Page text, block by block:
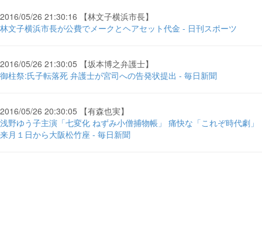
2016/05/26 21:30:16 【林文子横浜市長】
林文子横浜市長が公費でメークとヘアセット代金 - 日刊スポーツ
2016/05/26 21:30:05 【坂本博之弁護士】
御柱祭:氏子転落死 弁護士が宮司への告発状提出 - 毎日新聞
2016/05/26 20:30:05 【有森也実】
浅野ゆう子主演「七変化 ねずみ小僧捕物帳」 痛快な「これぞ時代劇」
来月１日から大阪松竹座 - 毎日新聞